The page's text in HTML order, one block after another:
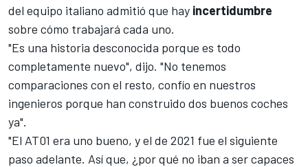
del equipo italiano admitió que hay incertidumbre
sobre cómo trabajará cada uno.
"Es una historia desconocida porque es todo
completamente nuevo", dijo. "No tenemos
comparaciones con el resto, confío en nuestros
ingenieros porque han construido dos buenos coches
ya".
"El AT01 era uno bueno, y el de 2021 fue el siguiente
paso adelante. Así que, ¿por qué no iban a ser capaces